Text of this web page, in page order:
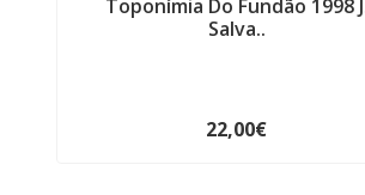
Toponímia Do Fundão 1998
Salva..
22,00€